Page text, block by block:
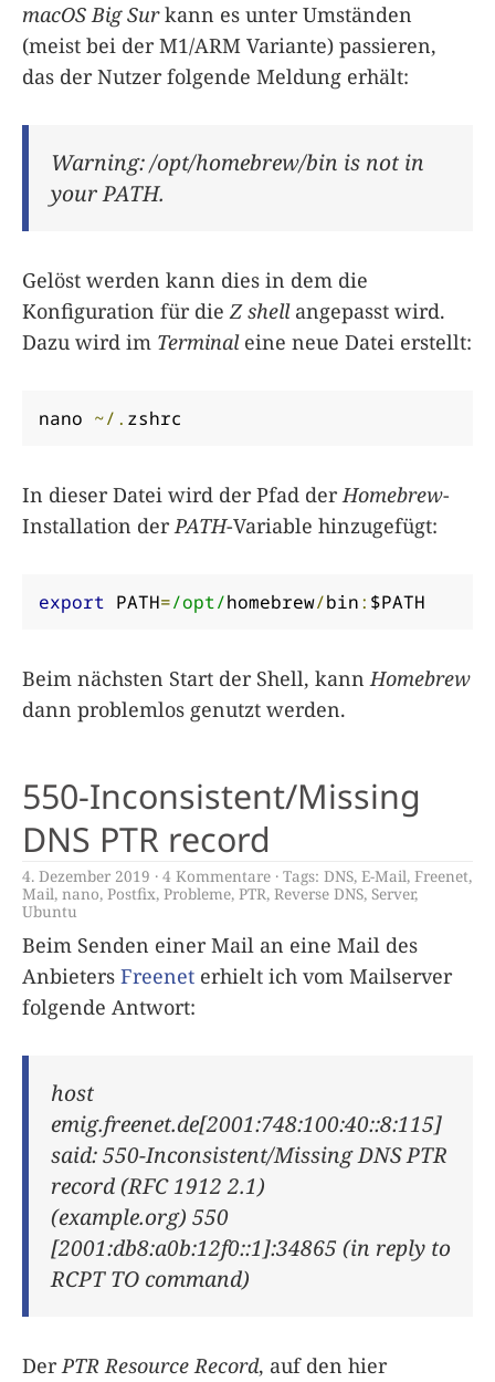
macOS Big Surkann es unter Umständen
(meist bei der M1/ARM Variante) passieren,
das der Nutzer folgende Meldung erhält:
Warning: /opt/homebrew/bin is not in
your PATH.
Gelöst werden kann dies in dem die
Konfiguration für dieZ shellangepasst wird.
Dazu wird im Terminaleine neue Datei erstellt:
nano ~/. zshrc
In dieser Datei wird der Pfad derHomebrew-
Installation derPATH-Variable hinzugefügt:
export PATH=/opt/homebrew/bin: $PATH
Beim nächsten Start der Shell, kannHomebrew
dann problemlos genutzt werden.
550-Inconsistent/Missing
DNS PTR record
4. Dezember 2019 4 Kommentare Tags: DNS, E-Mail, Freenet,
Mail, nano, Postfix, Probleme, PTR, Reverse DNS, Server,
Ubuntu
Beim Senden einer Mail an eine Mail des
Anbieters Freenet erhielt ich vom Mailserver
folgende Antwort:
host
emig.freenet.de[2001:748:100:40::8:115]
said: 550-Inconsistent/Missing DNS PTR
record (RFC 1912 2.1)
(example.org) 550
[2001:db8:a0b:12f0::1]:34865 (in reply to
RCPT TO command)
DerPTR Resource Record, auf den hier